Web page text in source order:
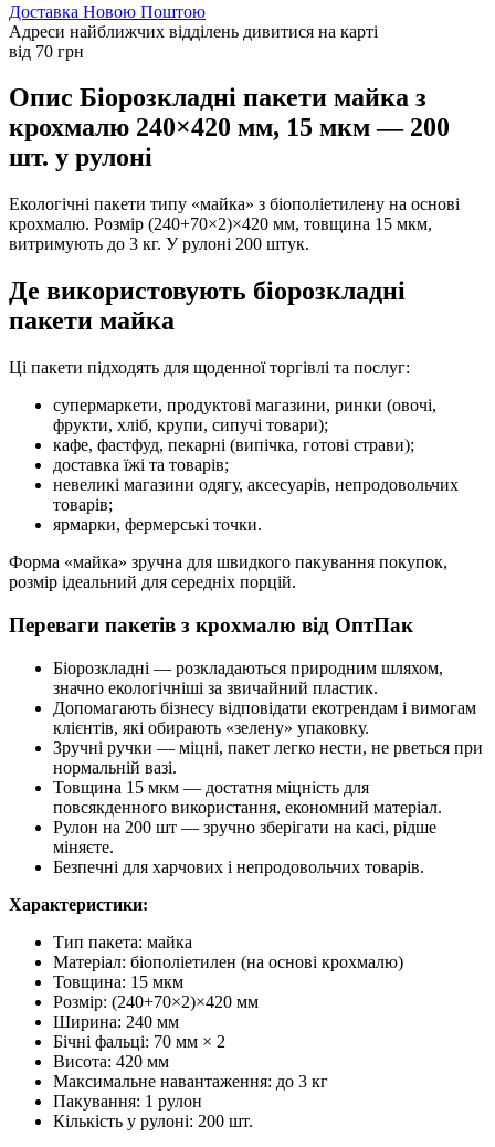
Доставка Новою Поштою
Адреси найближчих відділень дивитися на карті
від 70 грн
Опис Біорозкладні пакети майка з
крохмалю 240×420 мм, 15 мкм — 200
шт. у рулоні
Екологічні пакети типу «майка» з біополіетилену на основі
крохмалю. Розмір (240+70×2)×420 мм, товщина 15 мкм,
витримують до 3 кг. У рулоні 200 штук.
Де використовують біорозкладні
пакети майка
Ці пакети підходять для щоденної торгівлі та послуг:
супермаркети, продуктові магазини, ринки (овочі,
фрукти, хліб, крупи, сипучі товари);
кафе, фастфуд, пекарні (випічка, готові страви);
доставка їжі та товарів;
невеликі магазини одягу, аксесуарів, непродовольчих
товарів;
ярмарки, фермерські точки.
Форма «майка» зручна для швидкого пакування покупок,
розмір ідеальний для середніх порцій.
Переваги пакетів з крохмалю від ОптПак
Біорозкладні — розкладаються природним шляхом,
значно екологічніші за звичайний пластик.
Допомагають бізнесу відповідати екотрендам і вимогам
клієнтів, які обирають «зелену» упаковку.
Зручні ручки — міцні, пакет легко нести, не рветься при
нормальній вазі.
Товщина 15 мкм — достатня міцність для
повсякденного використання, економний матеріал.
Рулон на 200 шт — зручно зберігати на касі, рідше
міняєте.
Безпечні для харчових і непродовольчих товарів.
Характеристики:
Тип пакета: майка
Матеріал: біополіетилен (на основі крохмалю)
Товщина: 15 мкм
Розмір: (240+70×2)×420 мм
Ширина: 240 мм
Бічні фальці: 70 мм × 2
Висота: 420 мм
Максимальне навантаження: до 3 кг
Пакування: 1 рулон
Кількість у рулоні: 200 шт.